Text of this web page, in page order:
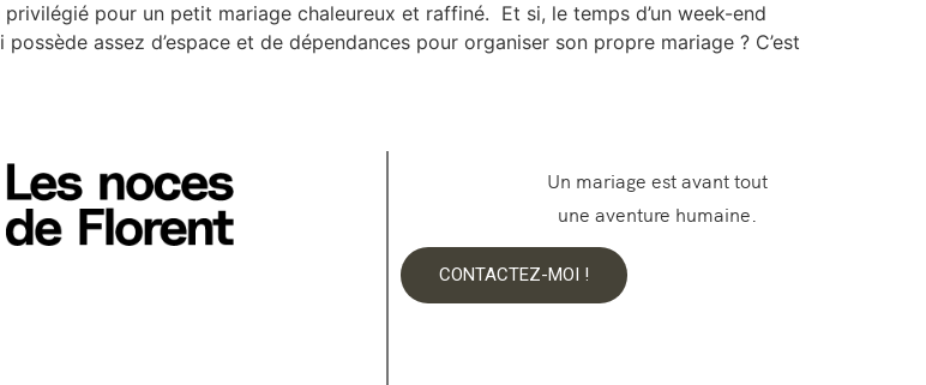
pour un petit mariage chaleureux et raffiné. Et si, le temps d’un week-end
assez d’espace et de dépendances pour organiser son propre mariage ? C’est
Un mariage est avant tout
une aventure humaine.
CONTACTEZ-MOI !